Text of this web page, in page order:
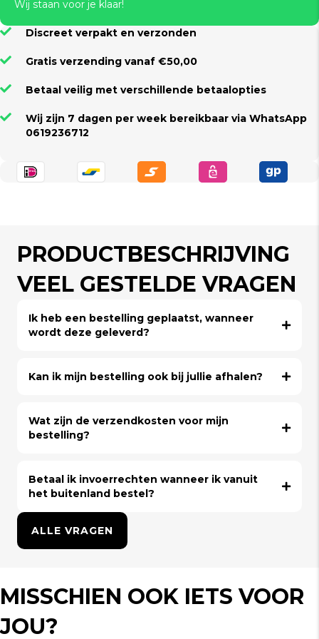
Wij staan voor je klaar!
Discreet verpakt en verzonden
Gratis verzending vanaf €50,00
Betaal veilig met verschillende betaalopties
Wij zijn 7 dagen per week bereikbaar via WhatsApp
0619236712
PRODUCTBESCHRIJVING
VEEL GESTELDE VRAGEN
Ik heb een bestelling geplaatst, wanneer
wordt deze geleverd?
Kan ik mijn bestelling ook bij jullie afhalen?
Wat zijn de verzendkosten voor mijn
bestelling?
Betaal ik invoerrechten wanneer ik vanuit
het buitenland bestel?
ALLE VRAGEN
MISSCHIEN OOK IETS VOOR
JOU?